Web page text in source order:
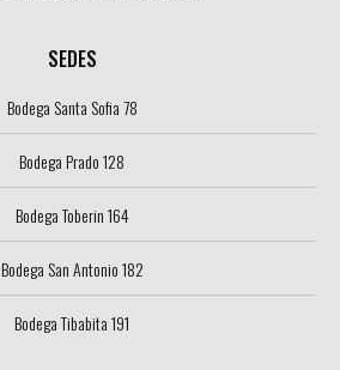
SEDES
Bodega Santa Sofia 78
Bodega Prado 128
Bodega Toberin 164
Bodega San Antonio 182
Bodega Tibabita 191